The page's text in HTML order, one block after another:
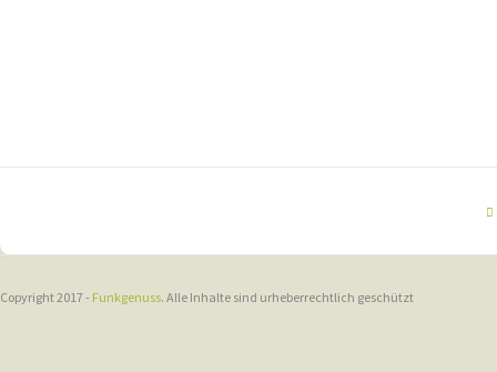
Copyright 2017 - Funkgenuss. Alle Inhalte sind urheberrechtlich geschützt